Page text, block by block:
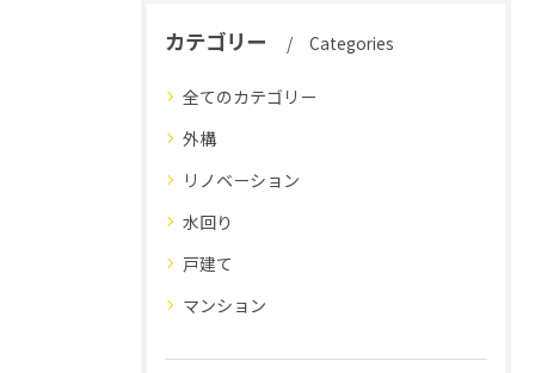
カテゴリー Categories
全てのカテゴリー
外構
リノベーション
水回り
戸建て
マンション